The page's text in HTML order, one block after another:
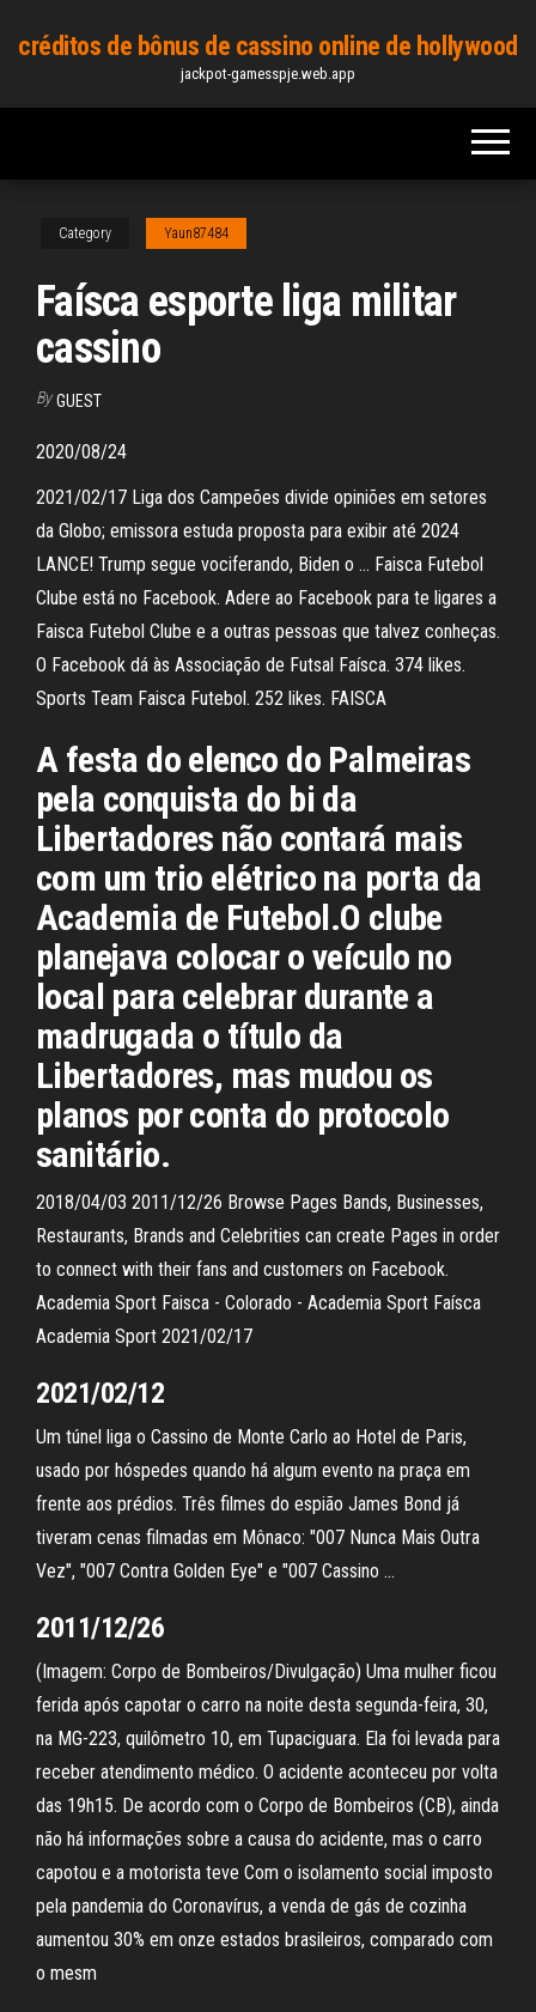
content
créditos de bônus de cassino online de hollywood
jackpot-gamesspje.web.app
Category Yaun87484
Faísca esporte liga militar
cassino
By GUEST
2020/08/24
2021/02/17 Liga dos Campeões divide opiniões em setores
da Globo; emissora estuda proposta para exibir até 2024
LANCE! Trump segue vociferando, Biden o … Faisca Futebol
Clube está no Facebook. Adere ao Facebook para te ligares a
Faisca Futebol Clube e a outras pessoas que talvez conheças.
O Facebook dá às Associação de Futsal Faísca. 374 likes.
Sports Team Faisca Futebol. 252 likes. FAISCA
A festa do elenco do Palmeiras
pela conquista do bi da
Libertadores não contará mais
com um trio elétrico na porta da
Academia de Futebol.O clube
planejava colocar o veículo no
local para celebrar durante a
madrugada o título da
Libertadores, mas mudou os
planos por conta do protocolo
sanitário.
2018/04/03 2011/12/26 Browse Pages Bands, Businesses,
Restaurants, Brands and Celebrities can create Pages in order
to connect with their fans and customers on Facebook.
Academia Sport Faisca - Colorado - Academia Sport Faísca
Academia Sport 2021/02/17
2021/02/12
Um túnel liga o Cassino de Monte Carlo ao Hotel de Paris,
usado por hóspedes quando há algum evento na praça em
frente aos prédios. Três filmes do espião James Bond já
tiveram cenas filmadas em Mônaco: "007 Nunca Mais Outra
Vez", "007 Contra Golden Eye" e "007 Cassino …
2011/12/26
(Imagem: Corpo de Bombeiros/Divulgação) Uma mulher ficou
ferida após capotar o carro na noite desta segunda-feira, 30,
na MG-223, quilômetro 10, em Tupaciguara. Ela foi levada para
receber atendimento médico. O acidente aconteceu por volta
das 19h15. De acordo com o Corpo de Bombeiros (CB), ainda
não há informações sobre a causa do acidente, mas o carro
capotou e a motorista teve Com o isolamento social imposto
pela pandemia do Coronavírus, a venda de gás de cozinha
aumentou 30% em onze estados brasileiros, comparado com
o mesm